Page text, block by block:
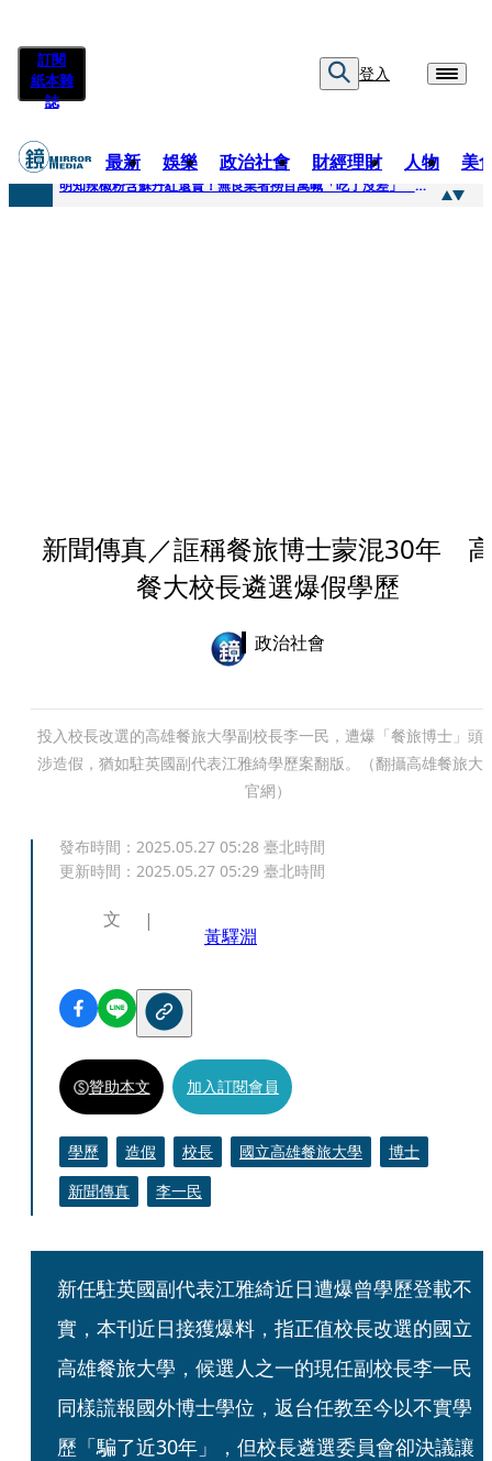
訂閱
紙本雜
誌
登入
最新 娛樂 政治社會 財經理財 人物 美
快訊
明知辣椒粉含蘇丹紅還賣！無良業者撈百萬喊「吃了沒差」 法官打臉判6月不准緩刑
新聞傳真／誆稱餐旅博士蒙混30年
餐大校長遴選爆假學歷
政治社會
投入校長改選的高雄餐旅大學副校長李一民，遭爆「餐旅博士」頭
涉造假，猶如駐英國副代表江雅綺學歷案翻版。（翻攝高雄餐旅大
官網）
發布時間： 2025.05.27 05:28 臺北時間
更新時間： 2025.05.27 05:29 臺北時間
文
黃驛淵
贊助本文 加入訂閱會員
學歷 造假 校長 國立高雄餐旅大學
博士
新聞傳真
李一民
新任駐英國副代表江雅綺近日遭爆曾學歷登載不
實，本刊近日接獲爆料，指正值校長改選的國立
高雄餐旅大學，候選人之一的現任副校長李一民
同樣謊報國外博士學位，返台任教至今以不實學
歷「騙了近30年」，但校長遴選委員會卻決議讓